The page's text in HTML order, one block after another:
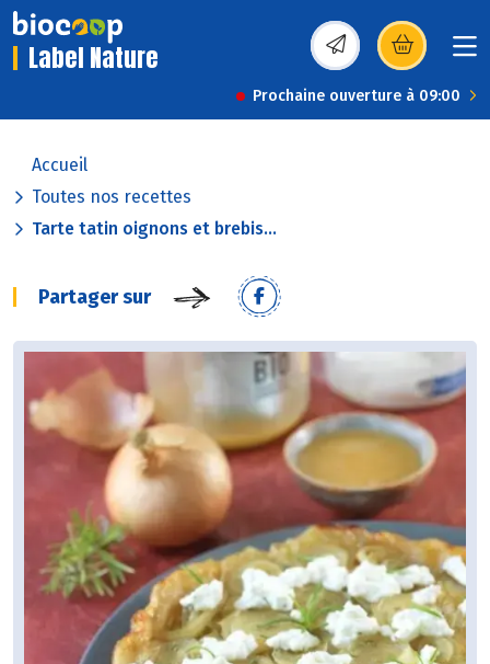
Label Nature (s’ouvre dans une
Prochaine ouverture à 09:00
Accueil
Toutes nos recettes
Tarte tatin oignons et brebis...
Partager sur